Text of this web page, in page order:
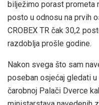
bilježimo porast prometa
posto u odnosu na prvih
CROBEX TR čak 30,2
razdoblja prošle godine.
Nakon svega što sam
poseban osjećaj gledati
čarobnoj Palači Dverce